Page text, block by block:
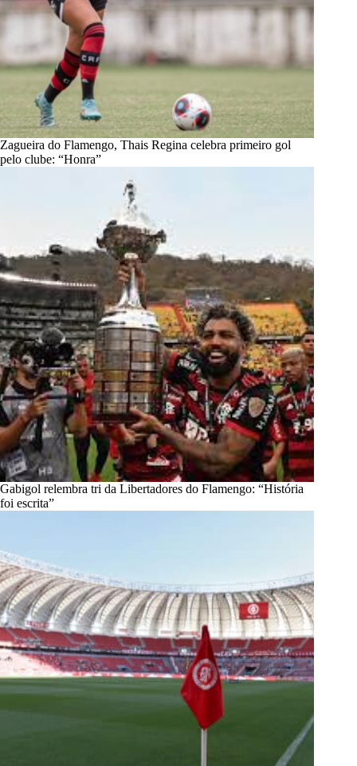
Zagueira do Flamengo, Thais Regina celebra primeiro gol
pelo clube: “Honra”
Gabigol relembra tri da Libertadores do Flamengo: “História
foi escrita”